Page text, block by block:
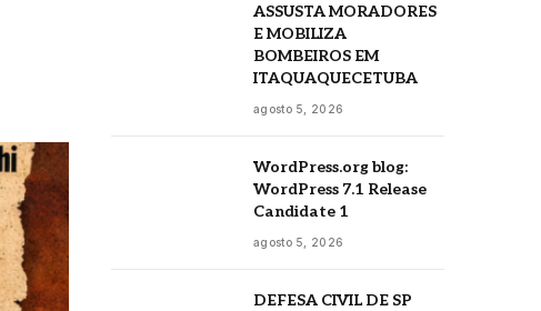
ASSUSTA MORADORES
E MOBILIZA
BOMBEIROS EM
ITAQUAQUECETUBA
agosto 5, 2026
WordPress.org blog:
WordPress 7.1 Release
Candidate 1
agosto 5, 2026
DEFESA CIVIL DE SP